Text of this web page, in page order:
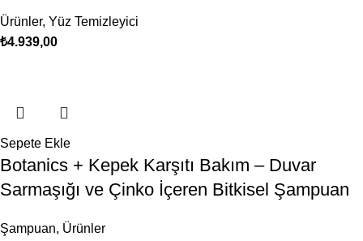
Ürünler, Yüz Temizleyici
₺4.939,00
Sepete Ekle
Botanics + Kepek Karşıtı Bakım – Duvar
Sarmaşığı ve Çinko İçeren Bitkisel Şampuan
Şampuan, Ürünler